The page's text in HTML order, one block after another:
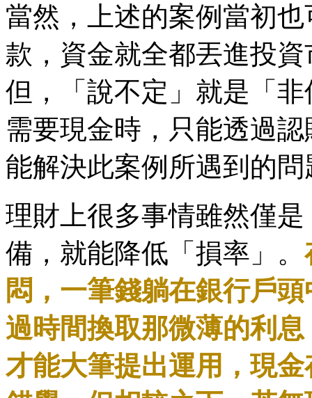
當然，上述的案例當初
款，資金就全都丟進投
但，「說不定」就是「
需要現金時，只能透過
能解決此案例所遇到的問
理財上很多事情雖然僅
備，就能降低「損率」。
悶，一筆錢躺在銀行戶
過時間換取那微薄的利
才能大筆提出運用，現